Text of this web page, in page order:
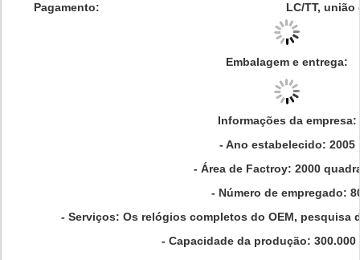
Pagamento:
LC/TT,
Embalagem e entrega:
Informações da empresa:
- Ano estabelecido: 2005
- Área de Factroy: 2000
- Número de empregado:
- Serviços: Os relógios completos do OEM, pesquisa
- Capacidade da produção: 300.000